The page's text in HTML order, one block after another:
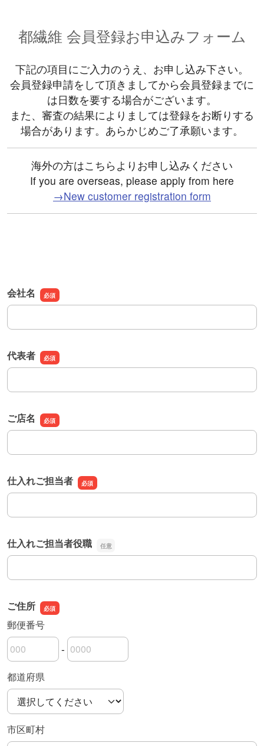
都繊維 会員登録お申込みフォーム
下記の項目にご入力のうえ、お申し込み下さい。
会員登録申請をして頂きましてから会員登録までに
は日数を要する場合がございます。
また、審査の結果によりましては登録をお断りする
場合があります。あらかじめご了承願います。
海外の方はこちらよりお申し込みください
If you are overseas, please apply from here
→New customer registration form
会社名
会社名
代表者
代表者
ご店名
ご店名
仕入れご担当者
仕入れご担当者
仕入れご担当者役職
仕入れご担当者役職
ご住所
郵便番号
郵便番号の上3桁
-
郵便番号の下4桁
都道府県
市区町村